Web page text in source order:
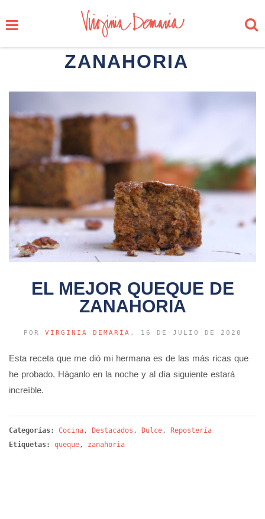
ZANAHORIA
EL MEJOR QUEQUE DE
ZANAHORIA
POR VIRGINIA DEMARÍA , 16 DE JULIO DE 2020
Esta receta que me dió mi hermana es de las más ricas que
he probado. Háganlo en la noche y al día siguiente estará
increíble.
Categorías: Cocina , Destacados , Dulce , Repostería
Etiquetas:
queque , zanahoria